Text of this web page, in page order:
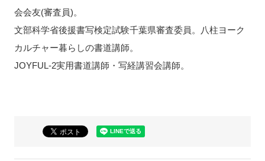
会会友(審査員)。
文部科学省後援書写検定試験千葉県審査委員。八柱ヨーク
カルチャー暮らしの書道講師。
JOYFUL-2実用書道講師・写経講習会講師。